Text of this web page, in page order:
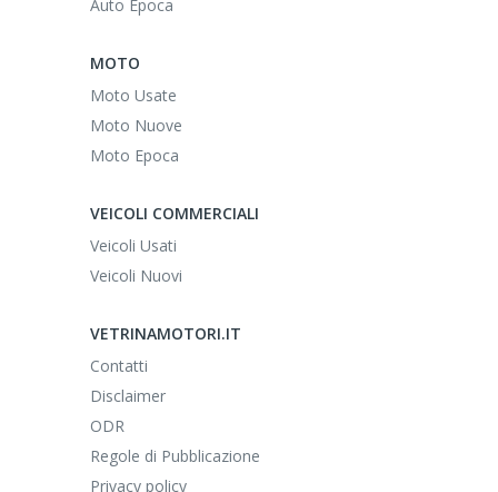
Auto Epoca
MOTO
Moto Usate
Moto Nuove
Moto Epoca
VEICOLI COMMERCIALI
Veicoli Usati
Veicoli Nuovi
VETRINAMOTORI.IT
Contatti
Disclaimer
ODR
Regole di Pubblicazione
Privacy policy